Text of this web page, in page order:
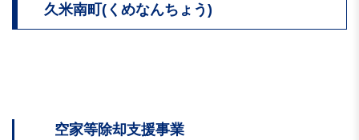
久米南町(くめなんちょう)
空家等除却支援事業